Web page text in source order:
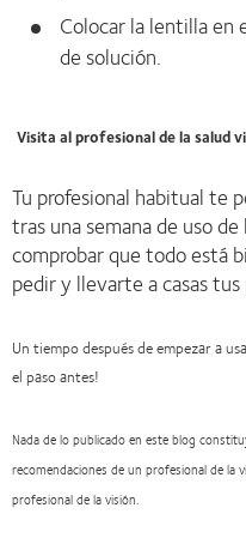
Colocar la lentilla en
de solución.
Visita al profesional de la salud
Tu profesional habitual te
tras una semana de uso
comprobar que todo está
pedir y llevarte a casas
Un tiempo después de empezar a
el paso antes!
Nada de lo publicado en este blog
recomendaciones de un profesional de la
profesional de la visión.